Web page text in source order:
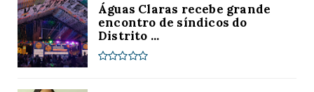
Águas Claras recebe grande
encontro de síndicos do
Distrito ...